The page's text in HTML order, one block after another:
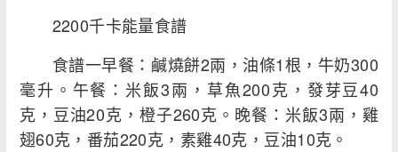
2200千卡能量食譜
食譜一早餐：鹹燒餅2兩，油條1根，牛奶300
毫升。午餐：米飯3兩，草魚200克，發芽豆40
克，豆油20克，橙子260克。晚餐：米飯3兩，雞
翅60克，番茄220克，素雞40克，豆油10克。